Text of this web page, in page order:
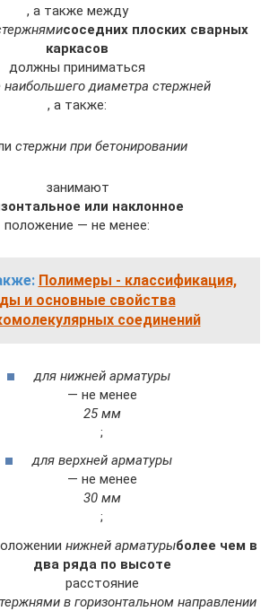
, а также между
соседних плоских сварных
каркасов
должны приниматься
диаметра стержней
, а также:
стержни при бетонировании
занимают
или наклонное
положение — не менее:
Полимеры - классификация,
и основные свойства
соединений
для нижней арматуры
— не менее
25 мм
;
для верхней арматуры
— не менее
30 мм
;
нижней арматурыболее чем в
два ряда по высоте
расстояние
в горизонтальном направлении